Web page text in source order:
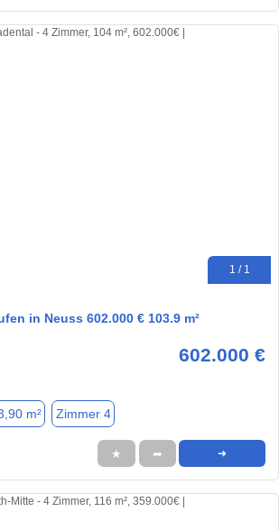
1 / 1
in Neuss 602.000 € 103.9 m²
602.000 €
m² Zimmer 4
★ ➦ ➜